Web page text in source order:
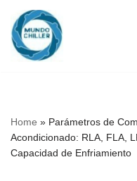
Skip
to
Home » Parámetros de
Acondicionado: RLA, FLA,
Capacidad de Enfriamiento